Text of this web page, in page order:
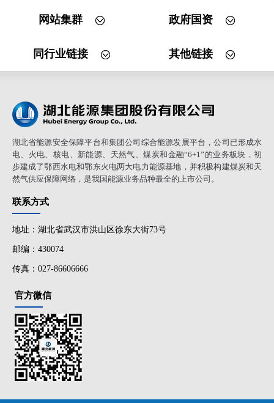
网站集群 政府国资
同行业链接 其他链接
湖北省能源安全保障平台和集团公司综合能源发展平台，公司已形成水
电、火电、核电、新能源、天然气、煤炭和金融“6+1”的业务板块，初
步建成了鄂西水电和鄂东火电两大电力能源基地，并积极构建煤炭和天
然气供应保障网络，是我国能源业务品种最全的上市公司。
联系方式
地址：湖北省武汉市洪山区徐东大街73号
邮编：430074
传真：027-86606666
官方微信